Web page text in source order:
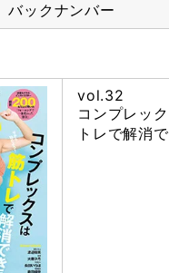
バックナンバー
vol.32
コンプレッ
トレで解消